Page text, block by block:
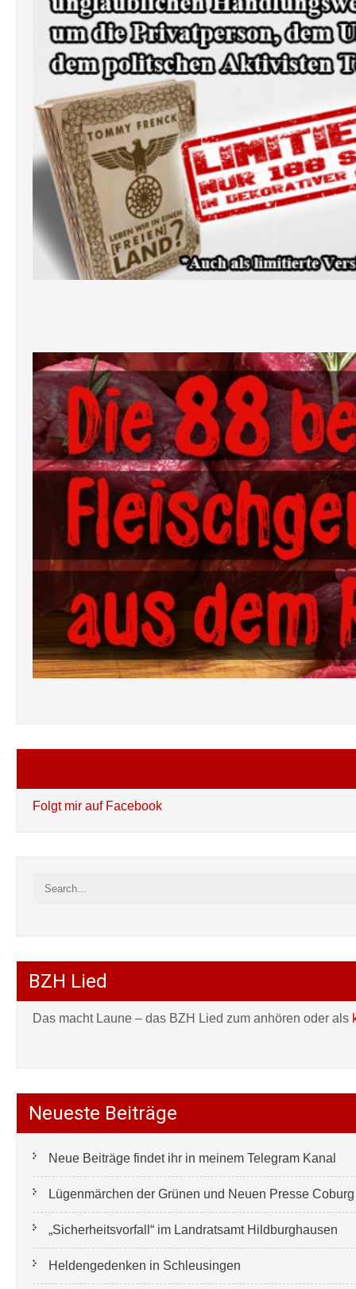
Folgt mir auf Facebook
BZH Lied
Das macht Laune – das BZH Lied zum anhören oder als
Neueste Beiträge
Neue Beiträge findet ihr in meinem Telegram Kanal
Lügenmärchen der Grünen und Neuen Presse
„Sicherheitsvorfall“ im Landratsamt Hildburghausen
Heldengedenken in Schleusingen